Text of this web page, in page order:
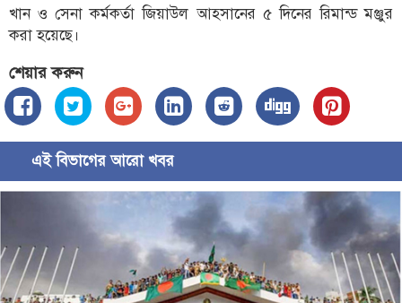
খান ও সেনা কর্মকর্তা জিয়াউল আহসানের ৫ দিনের রিমান্ড মঞ্জুর
করা হয়েছে।
শেয়ার করুন
এই বিভাগের আরো খবর